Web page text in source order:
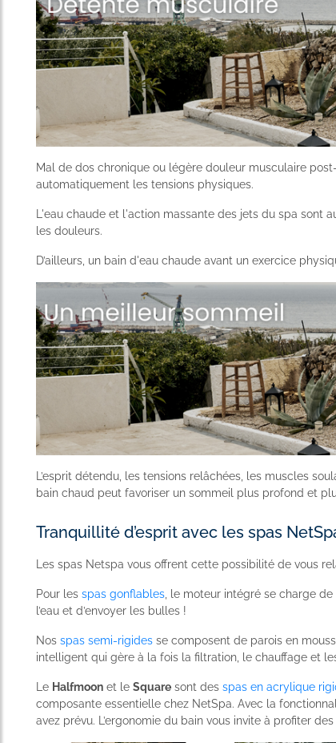
Mal de dos chronique ou légère douleur musculaire
automatiquement les tensions physiques.
L'eau chaude et l'action massante des jets du spa sont
les douleurs.
D’ailleurs, un bain d'eau chaude avant un exercice
L’esprit détendu, les tensions relâchées, les muscles
bain chaud peut favoriser un sommeil plus profond et
Tranquillité d’esprit avec les spas
Les spas Netspa vous offrent cette possibilité de vous
Pour les spas gonflables , le moteur intégré se charge
l’eau et d’envoyer les bulles !
Nos spas semi-rigides se composent de parois en
intelligent qui gère à la fois la filtration, le chauffage et
Le Halfmoon et le Square sont des spas en acrylique
composante essentielle chez NetSpa. Avec la
avez prévu. L’ergonomie du bain vous invite à profiter